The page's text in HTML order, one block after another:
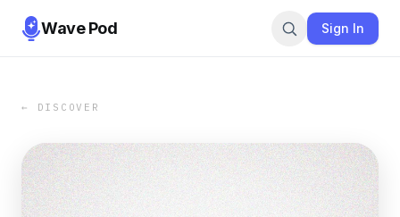
Wave Pod Sign In
← DISCOVER